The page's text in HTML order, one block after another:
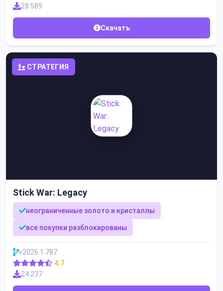
28 589
Скачать
СТРАТЕГИЯ
Stick War: Legacy
неограниченные золото и кристаллы
все покупки разблокированы
v2026.1.787
4.7
24 237